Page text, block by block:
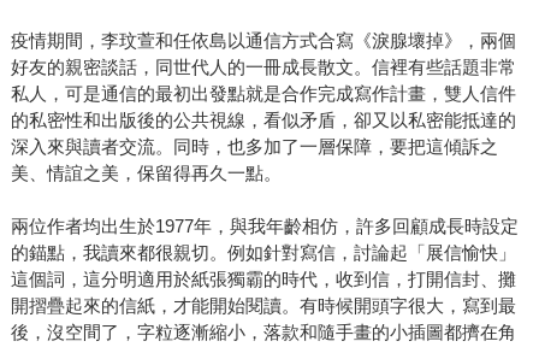
疫情期間，李玟萱和任依島以通信方式合寫《淚腺壞掉》，兩個
好友的親密談話，同世代人的一冊成長散文。信裡有些話題非常
私人，可是通信的最初出發點就是合作完成寫作計畫，雙人信件
的私密性和出版後的公共視線，看似矛盾，卻又以私密能抵達的
深入來與讀者交流。同時，也多加了一層保障，要把這傾訴之
美、情誼之美，保留得再久一點。
兩位作者均出生於1977年，與我年齡相仿，許多回顧成長時設定
的錨點，我讀來都很親切。例如針對寫信，討論起「展信愉快」
這個詞，這分明適用於紙張獨霸的時代，收到信，打開信封、攤
開摺疊起來的信紙，才能開始閱讀。有時候開頭字很大，寫到最
後，沒空間了，字粒逐漸縮小，落款和隨手畫的小插圖都擠在角